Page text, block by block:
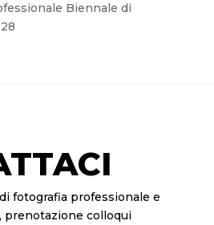
Biennale di
fotografia professionale e
prenotazione colloqui